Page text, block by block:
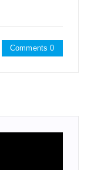
Comments 0